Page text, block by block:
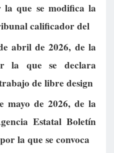
la que se modifica la
calificador del
abril de 2026, de la
la que se declara
de libre design
mayo de 2026, de la
Estatal Boletín
la que se convoca